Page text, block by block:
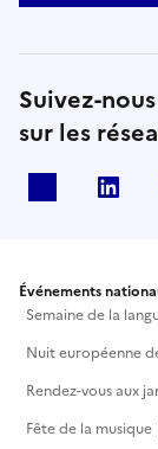
Suivez-nous
sur les
Événements
Semaine de la
Nuit européenne
Rendez-vous aux
Fête de la musique